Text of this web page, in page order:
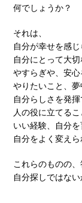
何でしょうか？
それは、
自分が幸せを感じ
自分にとって大切
やすらぎや、安心
やりたいこと、夢
自分らしさを発揮
人の役に立てるこ
いい経験、自分を
自分をよく変えら
これらのものの、
自分探しではない